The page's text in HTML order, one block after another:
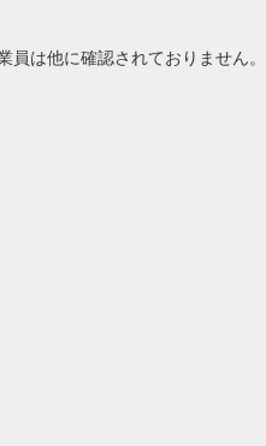
は他に確認されておりません。